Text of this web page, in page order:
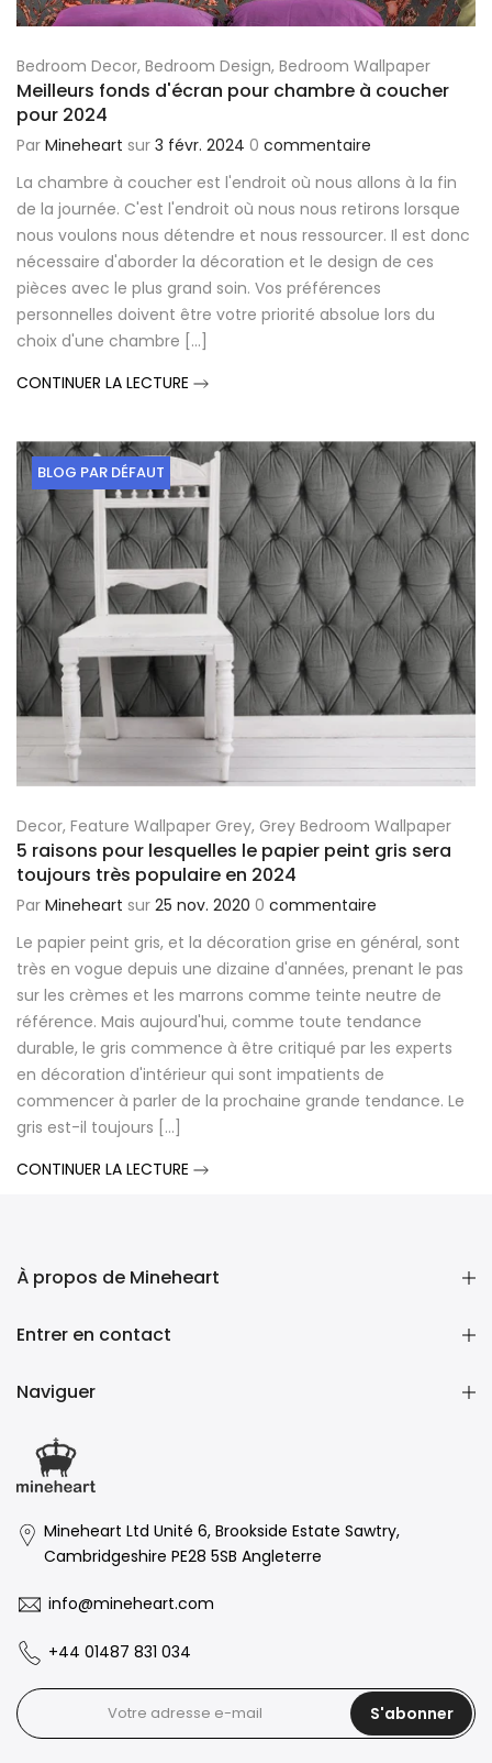
Bedroom Decor, Bedroom Design, Bedroom Wallpaper
Meilleurs fonds d'écran pour chambre à coucher
pour 2024
Par Mineheart sur 3 févr. 2024 0 commentaire
La chambre à coucher est l'endroit où nous allons à la fin
de la journée. C'est l'endroit où nous nous retirons lorsque
nous voulons nous détendre et nous ressourcer. Il est donc
nécessaire d'aborder la décoration et le design de ces
pièces avec le plus grand soin. Vos préférences
personnelles doivent être votre priorité absolue lors du
choix d'une chambre [...]
CONTINUER LA LECTURE
BLOG PAR DÉFAUT
Decor, Feature Wallpaper Grey, Grey Bedroom Wallpaper
5 raisons pour lesquelles le papier peint gris sera
toujours très populaire en 2024
Par Mineheart sur 25 nov. 2020 0 commentaire
Le papier peint gris, et la décoration grise en général, sont
très en vogue depuis une dizaine d'années, prenant le pas
sur les crèmes et les marrons comme teinte neutre de
référence. Mais aujourd'hui, comme toute tendance
durable, le gris commence à être critiqué par les experts
en décoration d'intérieur qui sont impatients de
commencer à parler de la prochaine grande tendance. Le
gris est-il toujours [...]
CONTINUER LA LECTURE
À propos de Mineheart
Entrer en contact
Naviguer
Mineheart Ltd Unité 6, Brookside Estate Sawtry,
Cambridgeshire PE28 5SB Angleterre
info@mineheart.com
+44 01487 831 034
S'abonner